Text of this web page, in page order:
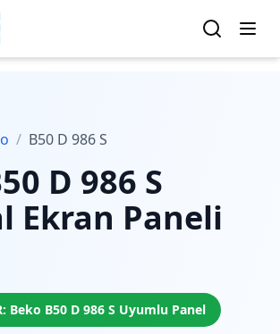
/ B50 D 986 S
D 986 S
Ekran Paneli
Beko B50 D 986 S Uyumlu Panel